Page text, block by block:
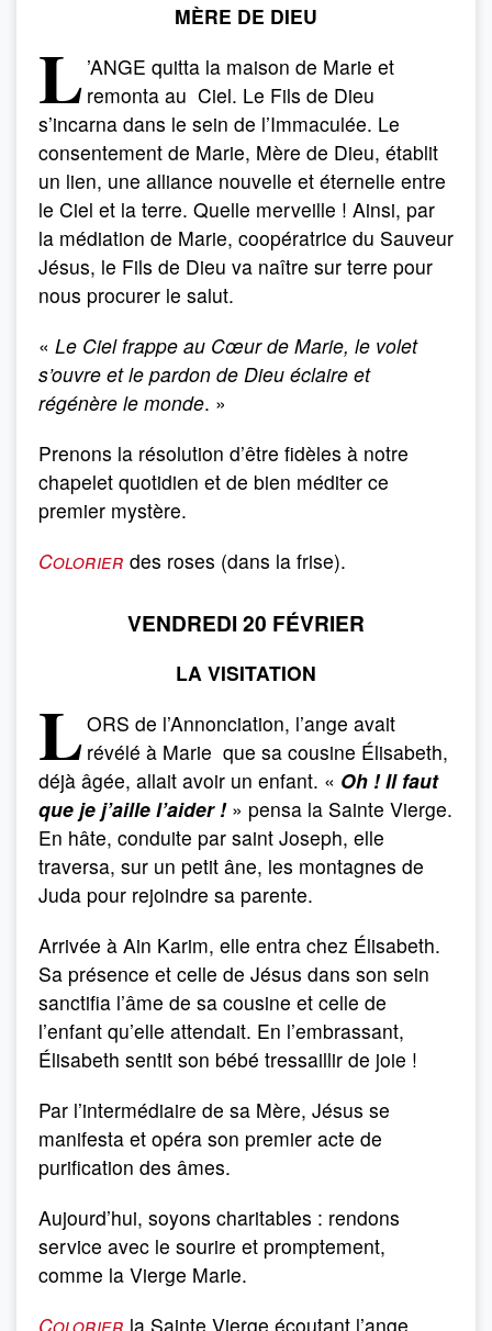
MÈRE DE DIEU
L ’ANGE quitta la maison de Marie et
remonta au Ciel. Le Fils de Dieu
s’incarna dans le sein de l’Immaculée. Le
consentement de Marie, Mère de Dieu, établit
un lien, une alliance nouvelle et éternelle entre
le Ciel et la terre. Quelle merveille ! Ainsi, par
la médiation de Marie, coopératrice du Sauveur
Jésus, le Fils de Dieu va naître sur terre pour
nous procurer le salut.
« Le Ciel frappe au Cœur de Marie, le volet
s’ouvre et le pardon de Dieu éclaire et
régénère le monde. »
Prenons la résolution d’être fidèles à notre
chapelet quotidien et de bien méditer ce
premier mystère.
Colorier des roses (dans la frise).
VENDREDI 20 FÉVRIER
LA VISITATION
LORS de l’Annonciation, l’ange avait
révélé à Marie que sa cousine Élisabeth,
déjà âgée, allait avoir un enfant. « Oh ! Il faut
que je j’aille l’aider !» pensa la Sainte Vierge.
En hâte, conduite par saint Joseph, elle
traversa, sur un petit âne, les montagnes de
Juda pour rejoindre sa parente.
Arrivée à Ain Karim, elle entra chez Élisabeth.
Sa présence et celle de Jésus dans son sein
sanctifia l’âme de sa cousine et celle de
l’enfant qu’elle attendait. En l’embrassant,
Élisabeth sentit son bébé tressaillir de joie !
Par l’intermédiaire de sa Mère, Jésus se
manifesta et opéra son premier acte de
purification des âmes.
Aujourd’hui, soyons charitables : rendons
service avec le sourire et promptement,
comme la Vierge Marie.
Colorier la Sainte Vierge écoutant l’ange.